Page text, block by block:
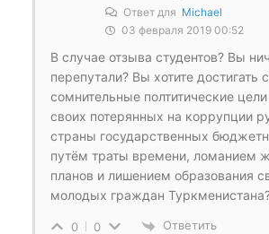
Ответ для Michael
03 февраля 2019 00:52
В случае отзыва студентов? Вы
перепутали? Вы хотите достигать
сомнительные полтитические
своих потерянных на коррупции
страны государственных
путём траты времени, ломанием
планов и лишением образования
молодых граждан
0 0 Ответить